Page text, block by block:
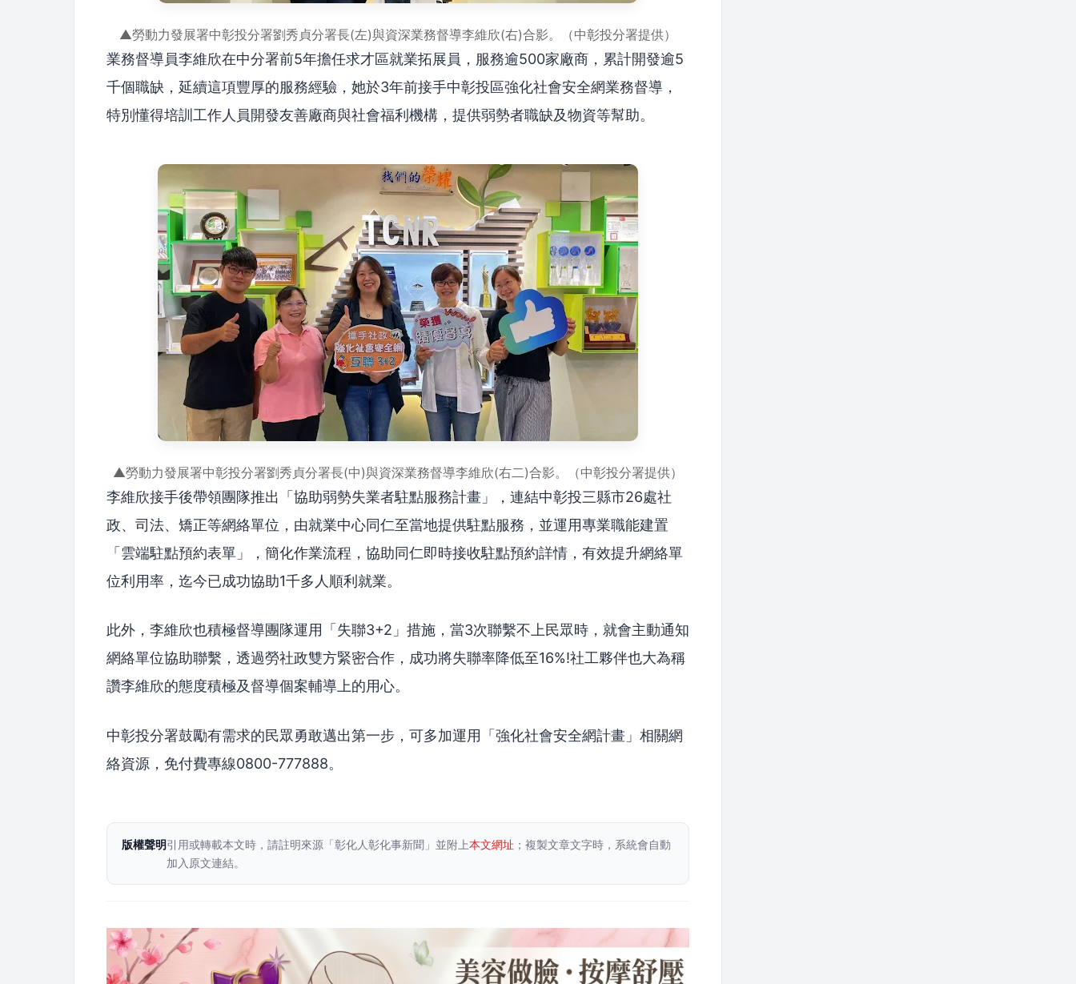
▲勞動力發展署中彰投分署劉秀貞分署長(左)與資深業務督導李維欣(右)合影。（中彰投分署提供）
業務督導員李維欣在中分署前5年擔任求才區就業拓展員，服務逾500家廠商，累計開發逾5
千個職缺，延續這項豐厚的服務經驗，她於3年前接手中彰投區強化社會安全網業務督導，
特別懂得培訓工作人員開發友善廠商與社會福利機構，提供弱勢者職缺及物資等幫助。
▲勞動力發展署中彰投分署劉秀貞分署長(中)與資深業務督導李維欣(右二)合影。（中彰投分署提供）
李維欣接手後帶領團隊推出「協助弱勢失業者駐點服務計畫」，連結中彰投三縣市26處社
政、司法、矯正等網絡單位，由就業中心同仁至當地提供駐點服務，並運用專業職能建置
「雲端駐點預約表單」，簡化作業流程，協助同仁即時接收駐點預約詳情，有效提升網絡單
位利用率，迄今已成功協助1千多人順利就業。
此外，李維欣也積極督導團隊運用「失聯3+2」措施，當3次聯繫不上民眾時，就會主動通知
網絡單位協助聯繫，透過勞社政雙方緊密合作，成功將失聯率降低至16%!社工夥伴也大為稱
讚李維欣的態度積極及督導個案輔導上的用心。
中彰投分署鼓勵有需求的民眾勇敢邁出第一步，可多加運用「強化社會安全網計畫」相關網
絡資源，免付費專線0800-777888。
版權聲明引用或轉載本文時，請註明來源「彰化人彰化事新聞」並附上本文網址 ；複製文章文字時，系統會自動
加入原文連結。